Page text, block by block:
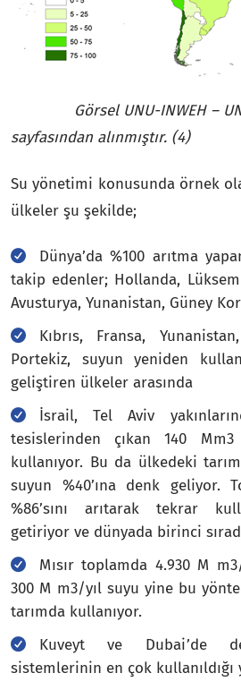
Görsel UNU-INWEH – UN
sayfasından alınmıştır. (4)
Su yönetimi konusunda örnek
ülkeler şu şekilde;
Dünya’da %100 arıtma
takip edenler; Hollanda,
Avusturya, Yunanistan, Güney
Kıbrıs, Fransa,
Portekiz, suyun yeniden
geliştiren ülkeler arasında
İsrail, Tel Aviv
tesislerinden çıkan 140
kullanıyor. Bu da ülkedeki
suyun %40’ına denk geliyor.
%86’sını arıtarak tekrar
getiriyor ve dünyada birinci
Mısır toplamda 4.930 M
300 M m3/yıl suyu yine bu
tarımda kullanıyor.
Kuveyt ve Dubai’de
sistemlerinin en çok kullanıldığı